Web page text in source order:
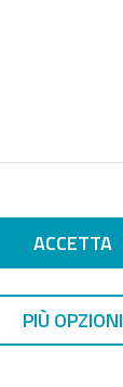
ACCETTA
PIÙ OPZIONI